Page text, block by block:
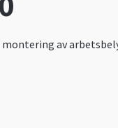
montering av